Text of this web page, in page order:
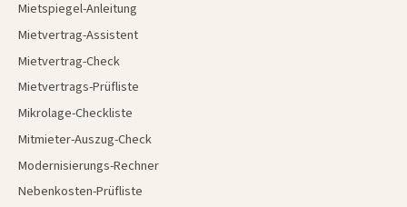
Mietspiegel-Anleitung
Mietvertrag-Assistent
Mietvertrag-Check
Mietvertrags-Prüfliste
Mikrolage-Checkliste
Mitmieter-Auszug-Check
Modernisierungs-Rechner
Nebenkosten-Prüfliste